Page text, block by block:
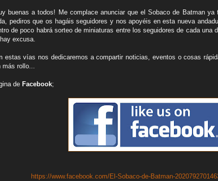
buenas a todos! Me complace anunciar que el Sobaco de Batman
pediros que os hagáis seguidores y nos apoyéis en esta nueva
de poco habrá sorteo de miniaturas entre los seguidores de cada
excusa.
estas vías nos dedicaremos a compartir noticias, eventos o cosas
más rollo...
de Facebook;
https://www.facebook.com/El-Sobaco-de-Batman-